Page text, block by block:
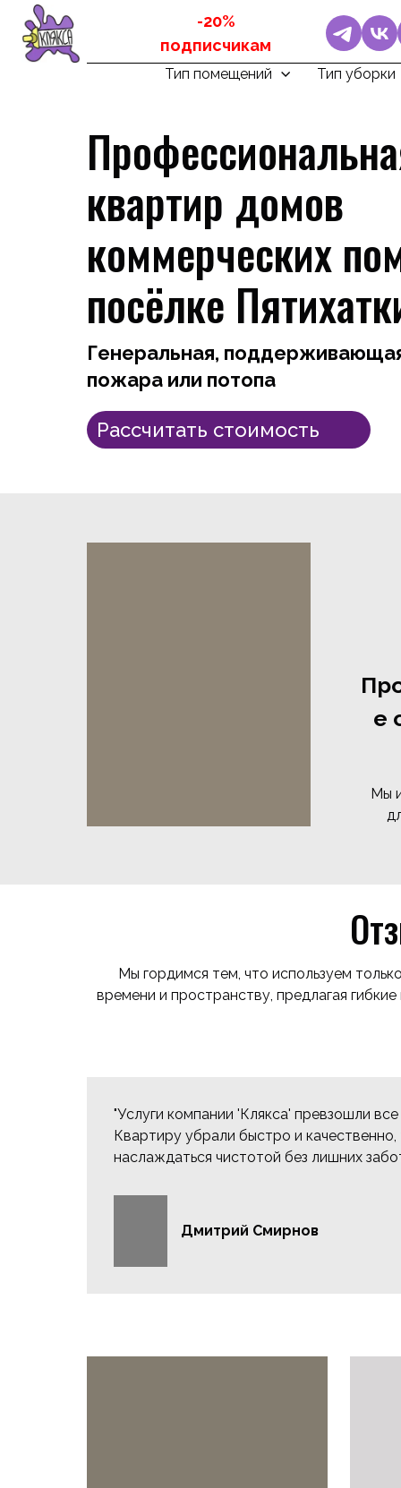
-20%
подписчикам
Тип помещений Тип уборки
квартир домов
коммерческих
посёлке
Генеральная,
пожара или потопа
Рассчитать стоимость
е
Мы
Мы гордимся тем, что используем
времени и пространству, предлагая
"Услуги компании 'Клякса' превзошли
Квартиру убрали быстро и качественно,
наслаждаться чистотой без лишних
Дмитрий Смирнов